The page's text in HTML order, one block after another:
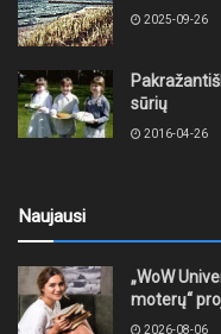
2025-09-26
sūrių
2016-04-26
Naujausi
„WoW
moterų“
2026-08-06